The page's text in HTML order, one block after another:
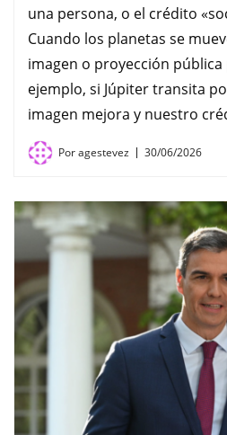
una persona, o el crédito
Cuando los planetas se
imagen o proyección
ejemplo, si Júpiter transita
imagen mejora y nuestro
Poragestevez 30/06/2026